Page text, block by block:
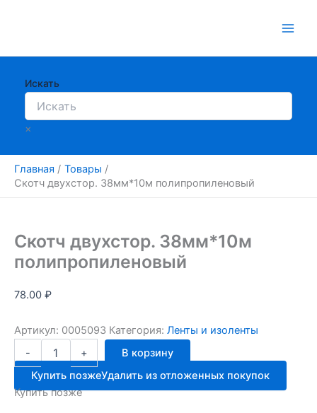
Искать
×
Главная
Товары
Скотч двухстор. 38мм*10м полипропиленовый
Скотч двухстор. 38мм*10м
полипропиленовый
78.00 ₽
Артикул: 0005093 Категория: Ленты и изоленты
-
Количество
товара
Скотч
двухстор.
38мм*10м
+
В корзину
Купить позжеУдалить из отложенных покупок
Купить позже